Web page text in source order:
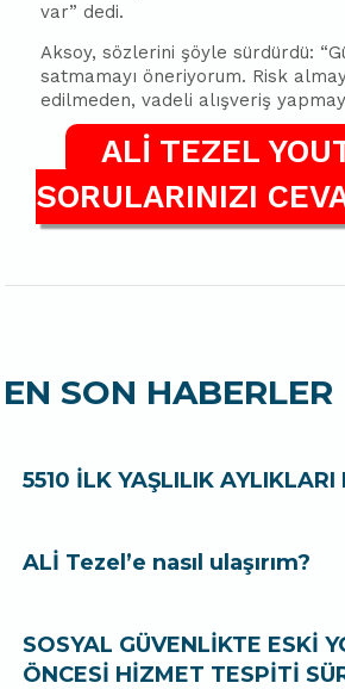
var” dedi.
Aksoy, sözlerini şöyle sürdürdü:
satmamayı öneriyorum. Risk
edilmeden, vadeli alışveriş
ALİ TEZEL
SORULARINIZI
EN SON HABERLER
5510 İLK YAŞLILIK AYLIKLARI
ALİ Tezel’e nasıl ulaşırım?
SOSYAL GÜVENLİKTE ESKİ
ÖNCESİ HİZMET TESPİTİ